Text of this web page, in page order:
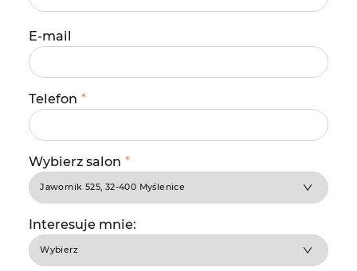
E-mail
Telefon *
Wybierz salon *
Interesuje mnie: